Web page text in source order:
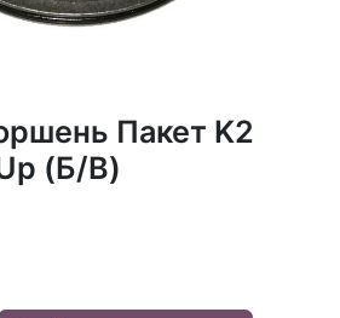
Пакет K2
(Б/В)